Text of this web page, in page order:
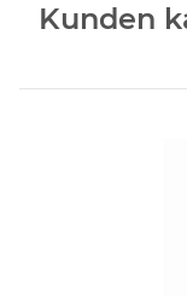
Kunden